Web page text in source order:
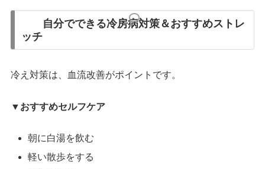
自分でできる冷房病対策＆おすすめストレ
ッチ
冷え対策は、血流改善がポイントです。
▼おすすめセルフケア
朝に白湯を飲む
軽い散歩をする